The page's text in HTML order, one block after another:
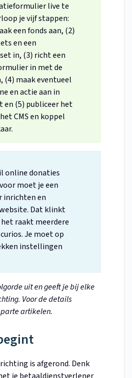
live te
je vijf stappen:
een fonds aan, (2)
en een
in, (3) richt een
in met de
(4) maak eventueel
en actie aan in
en (5) publiceer het
CMS en koppel
online donaties
moet je een
inrichten en
Dat klinkt
raakt meerdere
Je moet op
instellingen
uit en geeft je bij elke
Voor de details
artikelen.
is afgerond. Denk